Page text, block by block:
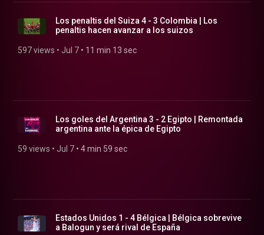
Los penaltis del Suiza 4 - 3 Colombia | Los
penaltis hacen avanzar a los suizos
597 views • Jul 7 • 11 min 13 sec
Los goles del Argentina 3 - 2 Egipto | Remontada
argentina ante la épica de Egipto
59 views • Jul 7 • 4 min 59 sec
Estados Unidos 1 - 4 Bélgica | Bélgica sobrevive
a Balogun y será rival de España